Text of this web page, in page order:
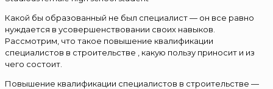
Какой бы образованный не был специалист — он все равно
нуждается в усовершенствовании своих навыков.
Рассмотрим, что такое повышение квалификации
специалистов в строительстве , какую пользу приносит и из
чего состоит.
Повышение квалификации специалистов в строительстве —